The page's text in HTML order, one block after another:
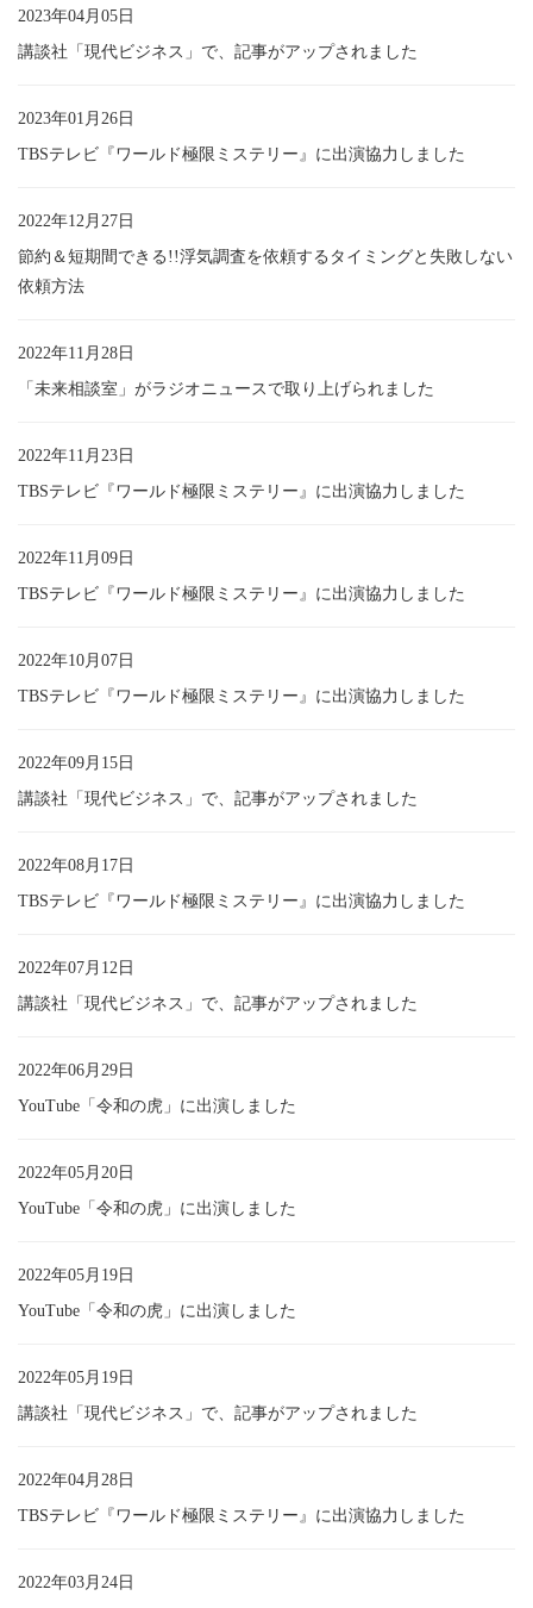
2023年04月05日
講談社「現代ビジネス」で、記事がアップされました
2023年01月26日
TBSテレビ『ワールド極限ミステリー』に出演協力しました
2022年12月27日
節約＆短期間できる!!浮気調査を依頼するタイミングと失敗しない
依頼方法
2022年11月28日
「未来相談室」がラジオニュースで取り上げられました
2022年11月23日
TBSテレビ『ワールド極限ミステリー』に出演協力しました
2022年11月09日
TBSテレビ『ワールド極限ミステリー』に出演協力しました
2022年10月07日
TBSテレビ『ワールド極限ミステリー』に出演協力しました
2022年09月15日
講談社「現代ビジネス」で、記事がアップされました
2022年08月17日
TBSテレビ『ワールド極限ミステリー』に出演協力しました
2022年07月12日
講談社「現代ビジネス」で、記事がアップされました
2022年06月29日
YouTube「令和の虎」に出演しました
2022年05月20日
YouTube「令和の虎」に出演しました
2022年05月19日
YouTube「令和の虎」に出演しました
2022年05月19日
講談社「現代ビジネス」で、記事がアップされました
2022年04月28日
TBSテレビ『ワールド極限ミステリー』に出演協力しました
2022年03月24日